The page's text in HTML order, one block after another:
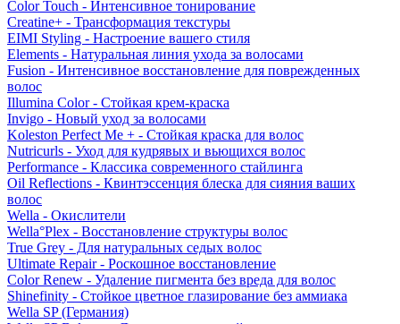
Color Touch - Интенсивное тонирование
Creatine+ - Трансформация текстуры
EIMI Styling - Настроение вашего стиля
Elements - Натуральная линия ухода за волосами
Fusion - Интенсивное восстановление для поврежденных
волос
Illumina Color - Стойкая крем-краска
Invigo - Новый уход за волосами
Koleston Perfect Me + - Стойкая краска для волос
Nutricurls - Уход для кудрявых и вьющихся волос
Performance - Классика современного стайлинга
Oil Reflections - Квинтэссенция блеска для сияния ваших
волос
Wella - Окислители
Wella°Plex - Восстановление структуры волос
True Grey - Для натуральных седых волос
Ultimate Repair - Роскошное восстановление
Color Renew - Удаление пигмента без вреда для волос
Shinefinity - Стойкое цветное глазирование без аммиака
Wella SP (Германия)